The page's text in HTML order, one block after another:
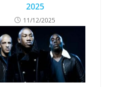
2025
11/12/2025